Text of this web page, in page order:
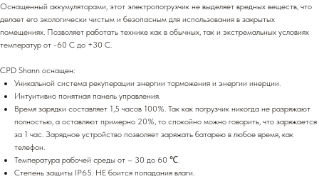
Оснащенный аккумуляторами, этот электропогрузчик не выделяет вредных веществ, что
делает его экологически чистым и безопасным для использования в закрытых
помещениях. Позволяет работать технике как в обычных, так и экстремальных условиях
температур от -60 С до +30 С.
CPD Shann оснащен:
Уникальной система рекуперации энергии торможения и энергии инерции.
Интуитивно понятная панель управления.
Время зарядки составляет 1,5 часов 100%. Так как погрузчик никогда не разряжают
полностью, а оставляют примерно 20%, то спокойно можно говорить, что заряжается
за 1 час. Зарядное устройство позволяет заряжать батарею в любое время, как
телефон.
Температура рабочей среды от – 30 до 60 ℃.
Степень защиты IP65. НЕ боится попадания влаги.